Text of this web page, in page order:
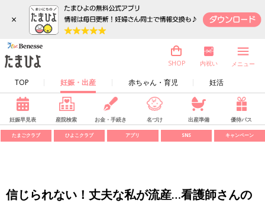
×
TOP 妊娠・出産 赤ちゃん・育児 妊活
SHOP 内祝い メニュー
妊娠早見表 産院検索 お金・手続き 名づけ 出産準備 優待パス
たまごクラブ ひよこクラブ アプリ SNS キャンペーン
信じられない！丈夫な私が流産…看護師さんの